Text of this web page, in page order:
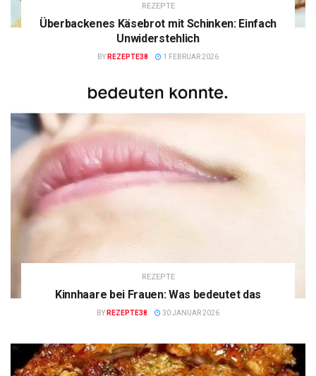
REZEPTE
Überbackenes Käsebrot mit Schinken: Einfach
Unwiderstehlich
BY REZEPTE38 1 FEBRUAR 2026
REZEPTE
Kinnhaare bei Frauen: Was bedeutet das
BY REZEPTE38 30 JANUAR 2026